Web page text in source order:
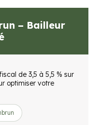
– Bailleur
de 3,5 à 5,5 % sur
optimiser votre